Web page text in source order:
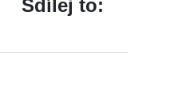
Sdílej to: